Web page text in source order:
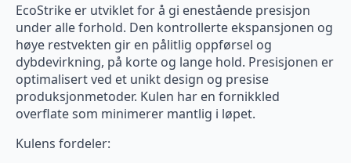
EcoStrike er utviklet for å gi enestående presisjon
under alle forhold. Den kontrollerte ekspansjonen og
høye restvekten gir en pålitlig oppførsel og
dybdevirkning, på korte og lange hold. Presisjonen er
optimalisert ved et unikt design og presise
produksjonmetoder. Kulen har en fornikkled
overflate som minimerer mantlig i løpet.
Kulens fordeler: